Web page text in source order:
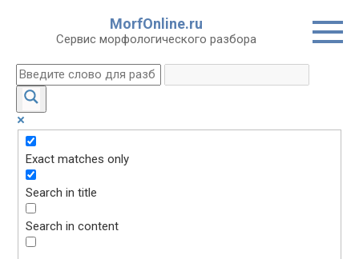
MorfOnline.ru
Сервис морфологического разбора
Exact matches only
Search in title
Search in content